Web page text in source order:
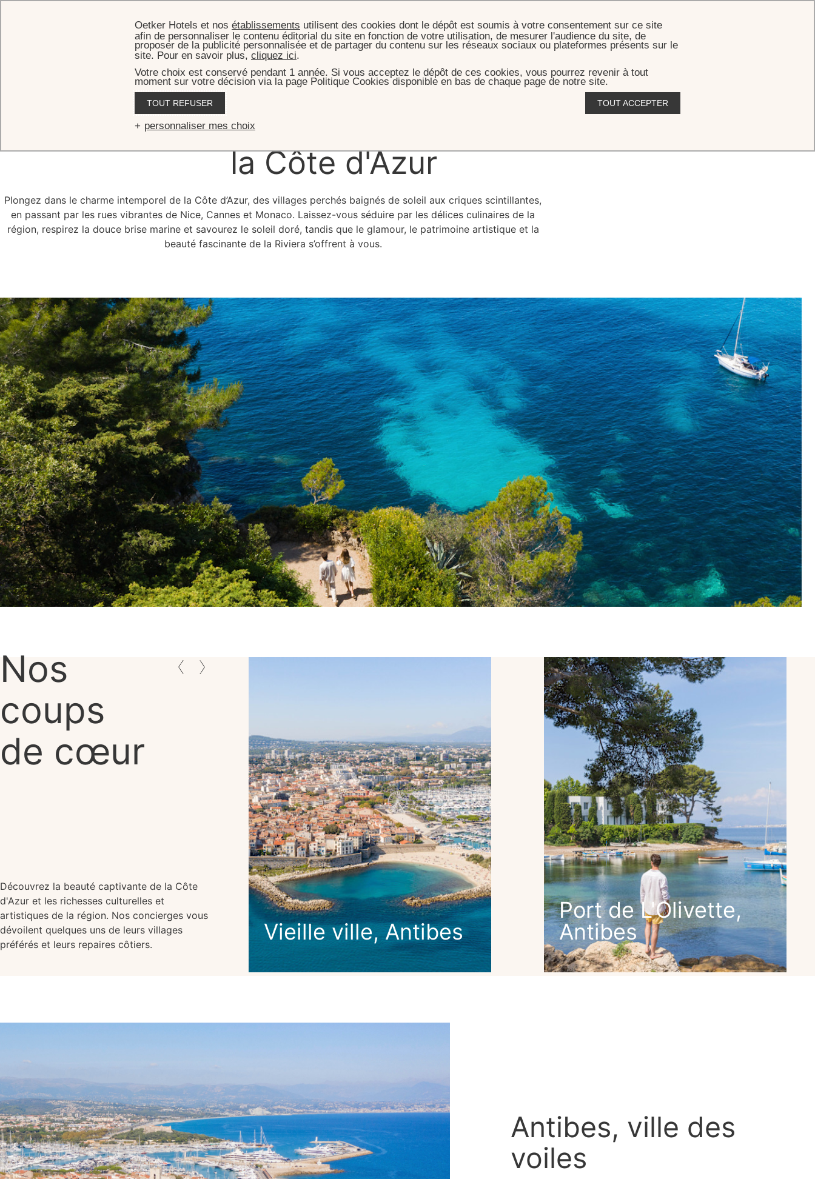
L’éclat d’un
la Côte d'Azur
Plongez dans le charme intemporel de la Côte d’Azur, des villages perchés baignés de soleil aux criques scintillantes,
en passant par les rues vibrantes de Nice, Cannes et Monaco. Laissez-vous séduire par les délices culinaires de la
région, respirez la douce brise marine et savourez le soleil doré, tandis que le glamour, le patrimoine artistique et la
beauté fascinante de la Riviera s’offrent à vous.
Nos
coups
de cœur
Découvrez la beauté captivante de la Côte
d'Azur et les richesses culturelles et
artistiques de la région. Nos concierges vous
dévoilent quelques uns de leurs villages
préférés et leurs repaires côtiers.
Vieille ville, Antibes
Port de L'Olivette,
Antibes
Antibes, ville des
voiles
Oetker Hotels et nos établissements utilisent des cookies dont le dépôt est soumis à votre consentement sur ce site
afin de personnaliser le contenu éditorial du site en fonction de votre utilisation, de mesurer l'audience du site, de
proposer de la publicité personnalisée et de partager du contenu sur les réseaux sociaux ou plateformes présents sur le
site. Pour en savoir plus, cliquez ici.
Votre choix est conservé pendant 1 année. Si vous acceptez le dépôt de ces cookies, vous pourrez revenir à tout
moment sur votre décision via la page Politique Cookies disponible en bas de chaque page de notre site.
TOUT REFUSER TOUT ACCEPTER
personnaliser mes choix